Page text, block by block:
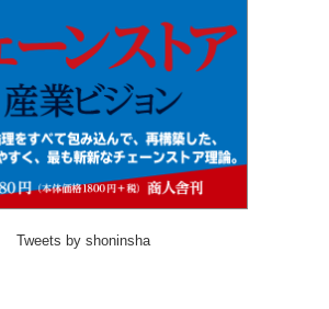
Tweets by shoninsha